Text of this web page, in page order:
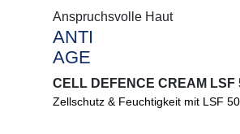
Mineralöl
Lanolin
Anspruchsvolle Haut
ANTI
AGE
CELL DEFENCE CREAM LSF
Astaxanthin schützt Zellen, Ectoin ®
Anspruchsvolle Haut
ANTI
AGE
CELL DEFENCE CREAM LSF
Zellschutz & Feuchtigkeit mit LSF